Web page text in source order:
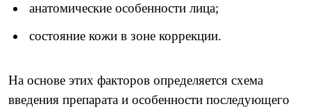
анатомические особенности лица;
состояние кожи в зоне коррекции.
На основе этих факторов определяется схема
введения препарата и особенности последующего